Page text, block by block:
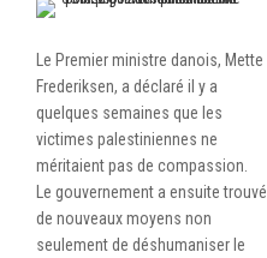
Le Premier ministre danois, Mette
Frederiksen, a déclaré il y a
quelques semaines que les
victimes palestiniennes ne
méritaient pas de compassion.
Le gouvernement a ensuite trouvé
de nouveaux moyens non
seulement de déshumaniser le